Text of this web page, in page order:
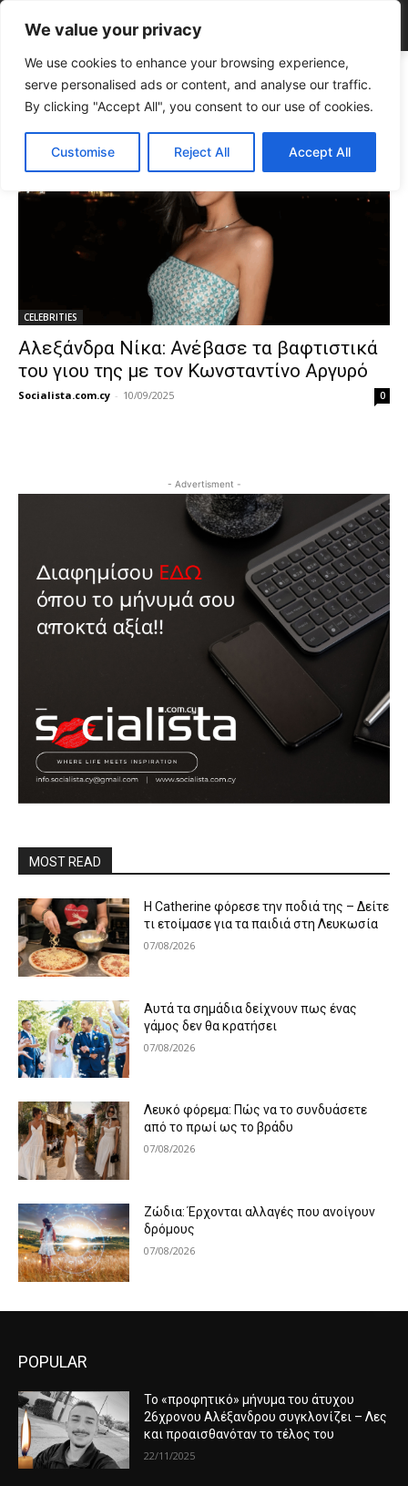
We value your privacy
We use cookies to enhance your browsing experience,
serve personalised ads or content, and analyse our traffic.
By clicking "Accept All", you consent to our use of cookies.
Customise Reject All Accept All
Tags βαφτιστικά ρούχα
Tag:βαφτιστικά ρούχα
CELEBRITIES
Αλεξάνδρα Νίκα: Ανέβασε τα βαφτιστικά
του γιου της με τον Κωνσταντίνο Αργυρό
Socialista.com.cy - 10/09/2025 0
- Advertisment -
MOST READ
Η Catherine φόρεσε την ποδιά της – Δείτε
τι ετοίμασε για τα παιδιά στη Λευκωσία
07/08/2026
Αυτά τα σημάδια δείχνουν πως ένας
γάμος δεν θα κρατήσει
07/08/2026
Λευκό φόρεμα: Πώς να το συνδυάσετε
από το πρωί ως το βράδυ
07/08/2026
Ζώδια: Έρχονται αλλαγές που ανοίγουν
δρόμους
07/08/2026
POPULAR
Το «προφητικό» μήνυμα του άτυχου
26χρονου Αλέξανδρου συγκλονίζει – Λες
και προαισθανόταν το τέλος του
22/11/2025